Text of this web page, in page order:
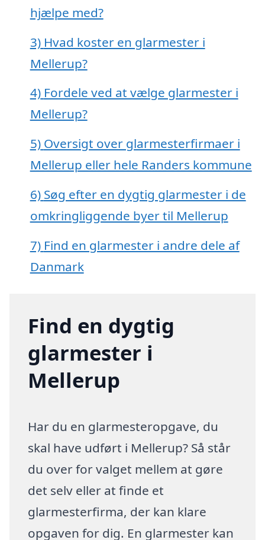
hjælpe med?
3) Hvad koster en glarmester i
Mellerup?
4) Fordele ved at vælge glarmester i
Mellerup?
5) Oversigt over glarmesterfirmaer i
Mellerup eller hele Randers kommune
6) Søg efter en dygtig glarmester i de
omkringliggende byer til Mellerup
7) Find en glarmester i andre dele af
Danmark
Find en dygtig
glarmester i
Mellerup
Har du en glarmesteropgave, du
skal have udført i Mellerup? Så står
du over for valget mellem at gøre
det selv eller at finde et
glarmesterfirma, der kan klare
opgaven for dig. En glarmester kan